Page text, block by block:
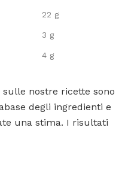
22 g
3 g
4 g
nostre ricette sono
degli ingredienti e
una stima. I risultati